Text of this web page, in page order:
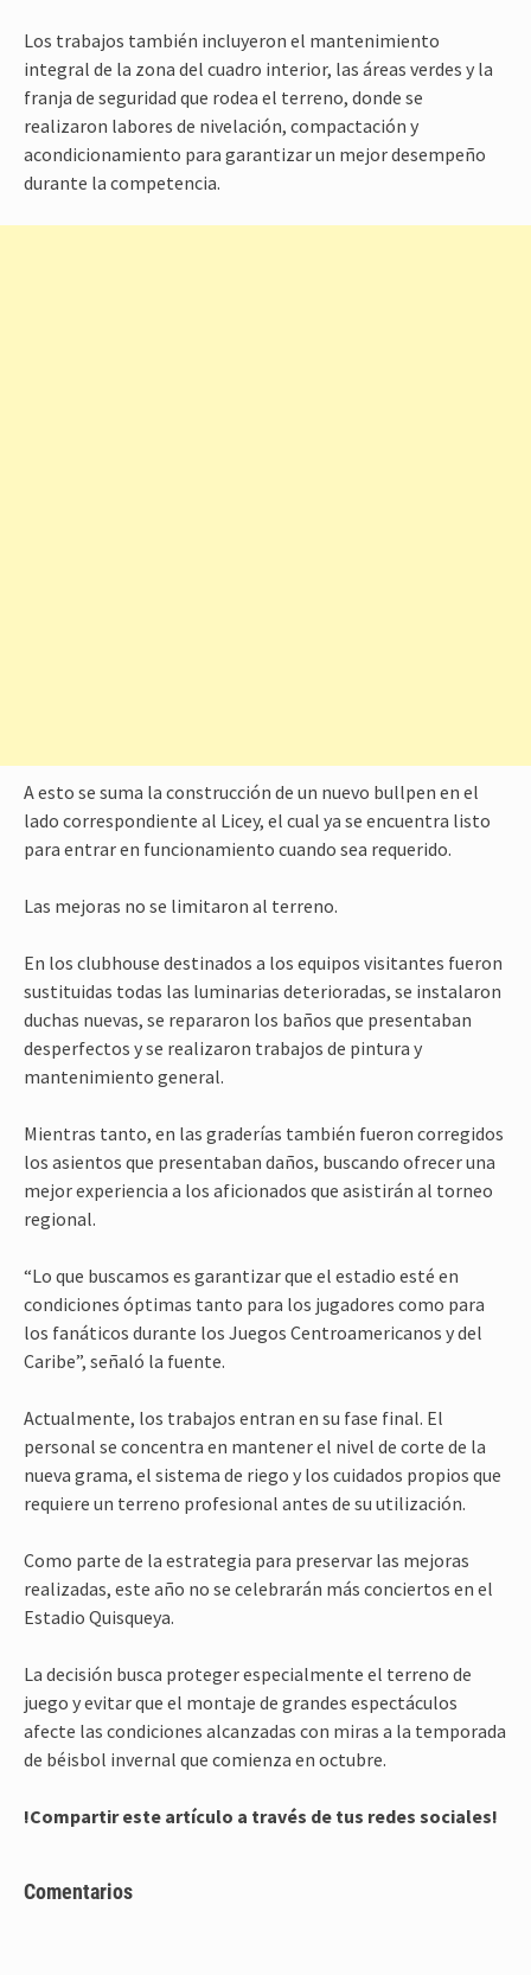
Los trabajos también incluyeron el mantenimiento
integral de la zona del cuadro interior, las áreas verdes y la
franja de seguridad que rodea el terreno, donde se
realizaron labores de nivelación, compactación y
acondicionamiento para garantizar un mejor desempeño
durante la competencia.
A esto se suma la construcción de un nuevo bullpen en el
lado correspondiente al Licey, el cual ya se encuentra listo
para entrar en funcionamiento cuando sea requerido.
Las mejoras no se limitaron al terreno.
En los clubhouse destinados a los equipos visitantes fueron
sustituidas todas las luminarias deterioradas, se instalaron
duchas nuevas, se repararon los baños que presentaban
desperfectos y se realizaron trabajos de pintura y
mantenimiento general.
Mientras tanto, en las graderías también fueron corregidos
los asientos que presentaban daños, buscando ofrecer una
mejor experiencia a los aficionados que asistirán al torneo
regional.
“Lo que buscamos es garantizar que el estadio esté en
condiciones óptimas tanto para los jugadores como para
los fanáticos durante los Juegos Centroamericanos y del
Caribe”, señaló la fuente.
Actualmente, los trabajos entran en su fase final. El
personal se concentra en mantener el nivel de corte de la
nueva grama, el sistema de riego y los cuidados propios que
requiere un terreno profesional antes de su utilización.
Como parte de la estrategia para preservar las mejoras
realizadas, este año no se celebrarán más conciertos en el
Estadio Quisqueya.
La decisión busca proteger especialmente el terreno de
juego y evitar que el montaje de grandes espectáculos
afecte las condiciones alcanzadas con miras a la temporada
de béisbol invernal que comienza en octubre.
!Compartir este artículo a través de tus redes sociales!
Comentarios